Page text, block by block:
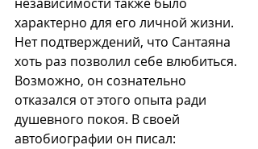
характерно для его личной жизни.
Нет подтверждений, что Сантаяна
хоть раз позволил себе влюбиться.
Возможно, он сознательно
отказался от этого опыта ради
душевного покоя. В своей
автобиографии он писал: